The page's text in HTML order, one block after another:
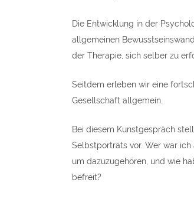
Die Entwicklung in der
allgemeinen
der Therapie, sich selber zu
Seitdem erleben wir eine
Gesellschaft allgemein.
Bei diesem Kunstgespräch
Selbstporträts vor. Wer war
um dazuzugehören, und wie
befreit?